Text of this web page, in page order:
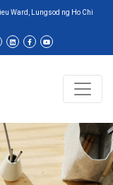
Ward, Lungsod ng Ho Chi